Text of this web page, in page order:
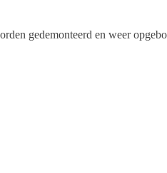
gedemonteerd en weer